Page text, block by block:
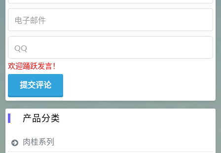
欢迎踊跃发言！
产品分类
肉桂系列